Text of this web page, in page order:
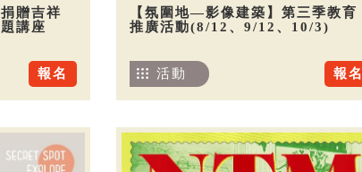
贈吉祥
講座
報名
【氛圍地—影像建築】第三季教育
推廣活動(8/12、9/12、10/3)
報名
活動